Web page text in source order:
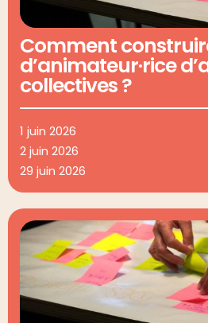
Comment
d’animateur·rice
collectives ?
1 juin 2026
2 juin 2026
29 juin 2026